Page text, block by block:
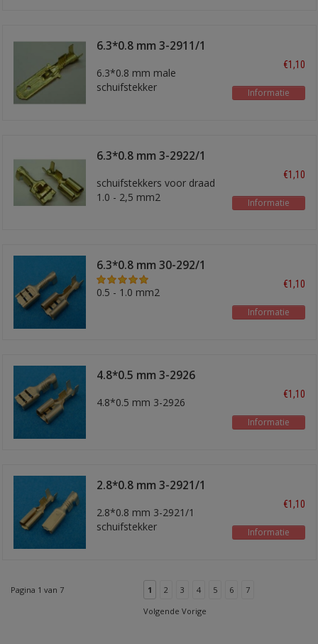
6.3*0.8 mm 3-2911/1
6.3*0.8 mm male
schuifstekker
€1,10
Informatie
6.3*0.8 mm 3-2922/1
schuifstekkers voor draad
1.0 - 2,5 mm2
€1,10
Informatie
6.3*0.8 mm 30-292/1
0.5 - 1.0 mm2
€1,10
Informatie
4.8*0.5 mm 3-2926
4.8*0.5 mm 3-2926
€1,10
Informatie
2.8*0.8 mm 3-2921/1
2.8*0.8 mm 3-2921/1
schuifstekker
€1,10
Informatie
Pagina 1 van 7 1 2 3 4 5 6
7
Volgende Vorige